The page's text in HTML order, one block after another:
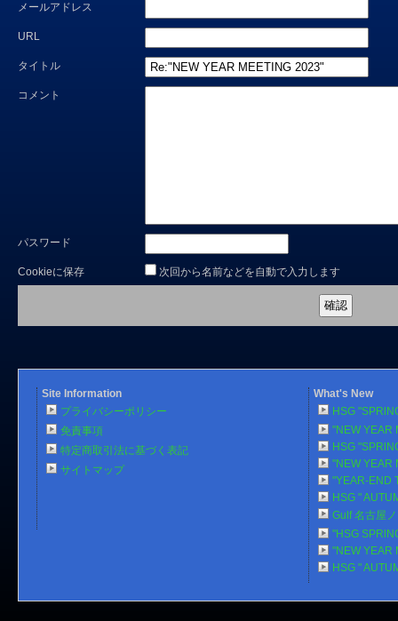
メールアドレス
URL
タイトル
コメント
パスワード
Cookieに保存 次回から名前などを自動で入力します
Site Information
プライバシーポリシー
免責事項
特定商取引法に基づく表記
サイトマップ
What's New
HSG
"NEW YEAR
HSG
"NEW YEAR
"YEAR-END
HSG "
Gulf 名古屋
"HSG
"NEW YEAR
HSG "